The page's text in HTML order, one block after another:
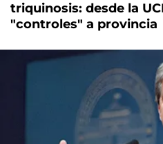
triquinosis: desde la
"controles" a provincia